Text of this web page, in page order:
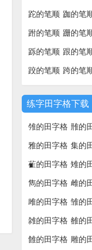
跎的笔顺 跏的笔
跗的笔顺 跚的笔
跞的笔顺 跟的笔
跤的笔顺 跨的笔
练字田字格下载
雂的田字格 雃的
雅的田字格 集的
雈的田字格 雉的
雋的田字格 雌的
雎的田字格 雏的
雑的田字格 雒的
雔的田字格 雕的